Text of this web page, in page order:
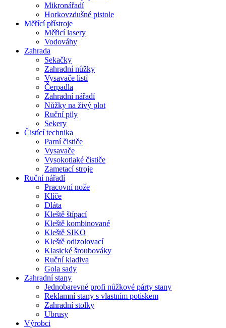
Mikronářadí
Horkovzdušné pistole
Měřící přístroje
Měřicí lasery
Vodováhy
Zahrada
Sekačky
Zahradní nůžky
Vysavače listí
Čerpadla
Zahradní nářadí
Nůžky na živý plot
Ruční pily
Sekery
Čistící technika
Parní čističe
Vysavače
Vysokotlaké čističe
Zametací stroje
Ruční nářadí
Pracovní nože
Klíče
Dláta
Kleště štípací
Kleště kombinované
Kleště SIKO
Kleště odizolovací
Klasické šroubováky
Ruční kladiva
Gola sady
Zahradní stany
Jednobarevné profi nůžkové párty stany
Reklamní stany s vlastním potiskem
Zahradní stolky
Ubrusy
Výrobci